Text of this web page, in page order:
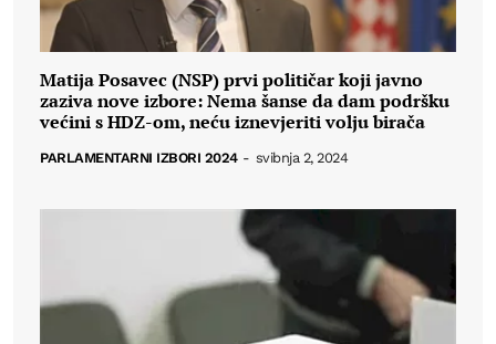
Matija Posavec (NSP) prvi političar koji javno
zaziva nove izbore: Nema šanse da dam podršku
većini s HDZ-om, neću iznevjeriti volju birača
PARLAMENTARNI IZBORI 2024 - svibnja 2, 2024